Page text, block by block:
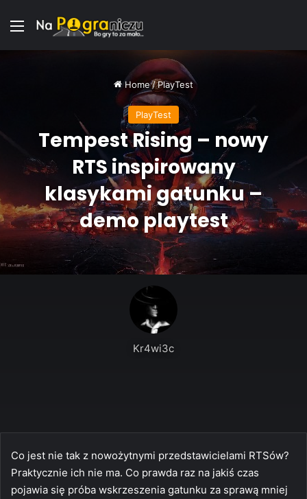
Menu
Home /PlayTest
PlayTest
Tempest Rising – nowy
RTS inspirowany
klasykami gatunku –
demo playtest
Kr4wi3c
Co jest nie tak z nowożytnymi przedstawicielami RTSów?
Praktycznie ich nie ma. Co prawda raz na jakiś czas
pojawia się próba wskrzeszenia gatunku za sprawą mniej